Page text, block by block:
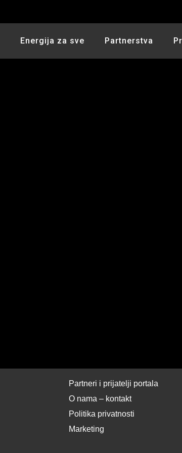
Energija za sve Partnerstva
Partneri i prijatelji portala
O nama – kontakt
Politika privatnosti
Marketing